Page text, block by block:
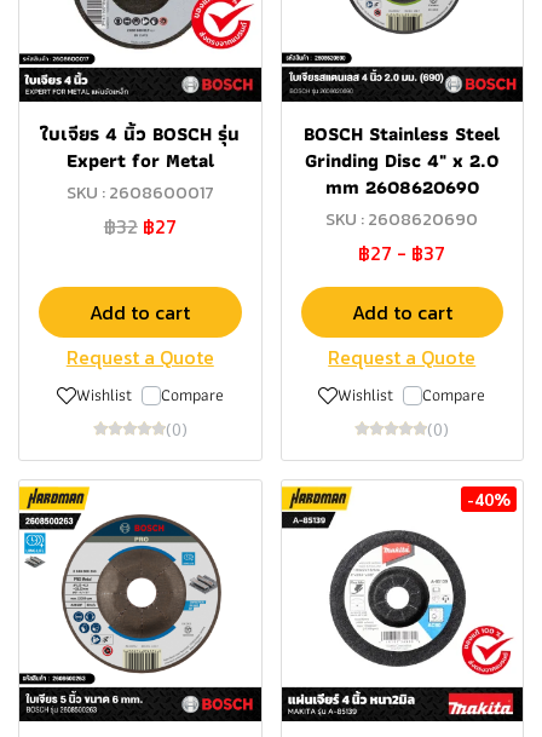
ใบเจียร 4 นิ้ว BOSCH รุ่น
Expert for Metal
SKU : 2608600017
฿32 ฿27
Add to cart
Request a Quote
Wishlist Compare
(0)
BOSCH Stainless Steel
Grinding Disc 4" x 2.0
mm 2608620690
SKU : 2608620690
฿27 - ฿37
Add to cart
Request a Quote
Wishlist Compare
(0)
-40%